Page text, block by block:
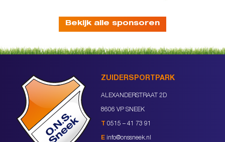
Bekijk alle sponsoren
ZUIDERSPORTPARK
ALEXANDERSTRAAT 2D
8606 VP SNEEK
T 0515 – 41 73 91
E info@onssneek.nl